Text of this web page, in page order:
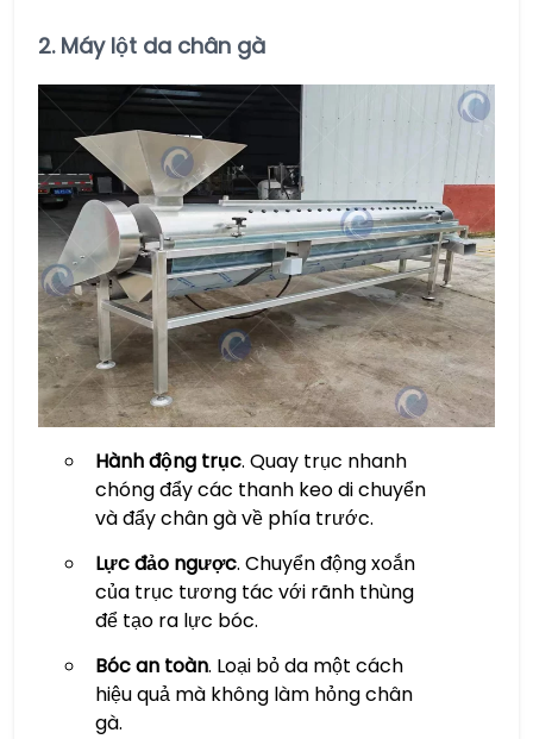
2. Máy lột da chân gà
Hành động trục. Quay trục nhanh
chóng đẩy các thanh keo di chuyển
và đẩy chân gà về phía trước.
Lực đảo ngược. Chuyển động xoắn
của trục tương tác với rãnh thùng
để tạo ra lực bóc.
Bóc an toàn. Loại bỏ da một cách
hiệu quả mà không làm hỏng chân
gà.